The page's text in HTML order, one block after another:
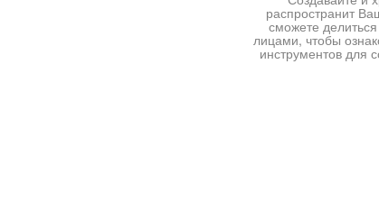
распространит
сможете
лицами, чтобы
инструментов для